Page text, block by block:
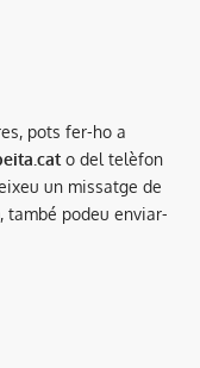
pots fer-ho a
o del telèfon
un missatge de
també podeu enviar-